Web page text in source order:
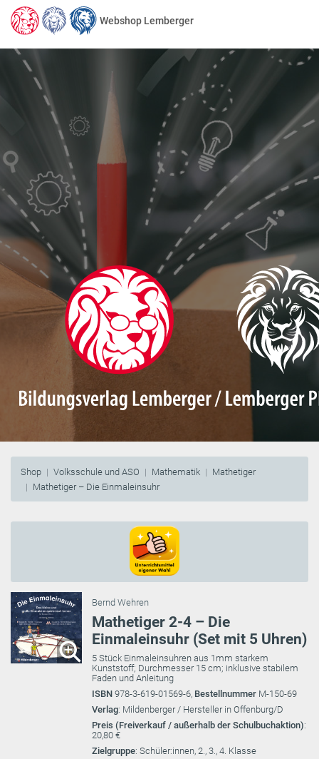
Webshop Lemberger
Shop Volksschule und ASO Mathematik
Mathetiger
Mathetiger – Die Einmaleinsuhr
Bernd Wehren
Mathetiger 2-4 – Die
Einmaleinsuhr (Set mit 5 Uhren)
5 Stück Einmaleinsuhren aus 1mm starkem
Kunststoff; Durchmesser 15 cm; inklusive stabilem
Faden und Anleitung
ISBN 978-3-619-01569-6, Bestellnummer M-150-69
Verlag: Mildenberger / Hersteller in Offenburg/D
Preis (Freiverkauf / außerhalb der Schulbuchaktion):
20,80 €
Zielgruppe: Schüler:innen, 2., 3., 4. Klasse